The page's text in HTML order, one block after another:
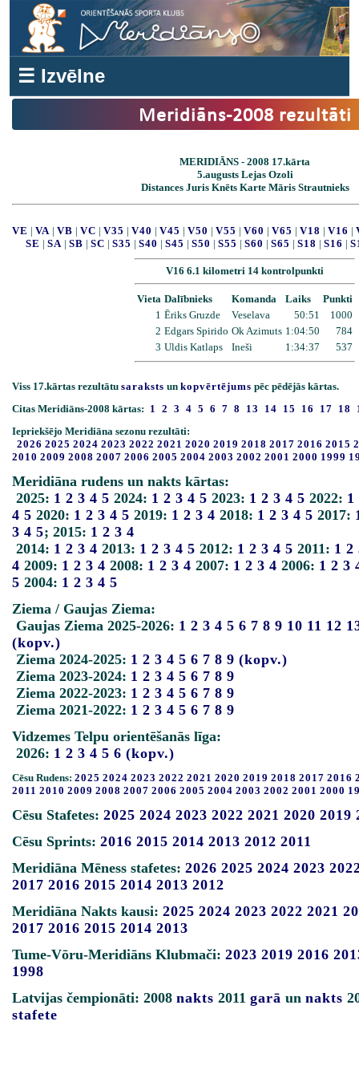
☰ Izvēlne
Meridiāns-2008 rezultāti
MERIDIĀNS - 2008 17.kārta
5.augusts Lejas Ozoli
Distances Juris Knēts Karte Māris Strautnieks
VE | VA | VB | VC | V35 | V40 | V45 | V50 | V55 | V60 | V65 | V18 | V16 |
SE | SA | SB | SC | S35 | S40 | S45 | S50 | S55 | S60 | S65 | S18 | S16 |
V16 6.1 kilometri 14 kontrolpunkti
Vieta Dalībnieks Komanda Laiks
Punkti
1 Ēriks Gruzde Veselava 50:51
1000
2 Edgars Spirido Ok Azimuts 1:04:50
784
3 Uldis Katlaps Ineši 1:34:37 537
Viss 17.kārtas rezultātu saraksts un kopvērtējums pēc pēdējās kārtas.
Citas Meridiāns-2008 kārtas: 1 2 3 4 5 6 7 8 13 14 15 16 17 18
Iepriekšējo Meridiāna sezonu rezultāti:
2026 2025 2024 2023 2022 2021 2020 2019 2018 2017 2016 2015
2010 2009 2008 2007 2006 2005 2004 2003 2002 2001 2000 1999
Meridiāna rudens un nakts kārtas:
2025: 1 2 3 4 5 2024: 1 2 3 4 5 2023: 1 2 3 4 5 2022: 1
4 5 2020: 1 2 3 4 5 2019: 1 2 3 4 2018: 1 2 3 4 5 2017:
3 4 5; 2015: 1 2 3 4
2014: 1 2 3 4 2013: 1 2 3 4 5 2012: 1 2 3 4 5 2011: 1 2
4 2009: 1 2 3 4 2008: 1 2 3 4 2007: 1 2 3 4 2006: 1 2 3
5 2004: 1 2 3 4 5
Ziema / Gaujas Ziema:
Gaujas Ziema 2025-2026: 1 2 3 4 5 6 7 8 9 10 11 12
(kopv.)
Ziema 2024-2025: 1 2 3 4 5 6 7 8 9 (kopv.)
Ziema 2023-2024: 1 2 3 4 5 6 7 8 9
Ziema 2022-2023: 1 2 3 4 5 6 7 8 9
Ziema 2021-2022: 1 2 3 4 5 6 7 8 9
Vidzemes Telpu orientēšanās līga:
2026: 1 2 3 4 5 6 (kopv.)
Cēsu Rudens: 2025 2024 2023 2022 2021 2020 2019 2018 2017 2016
2011 2010 2009 2008 2007 2006 2005 2004 2003 2002 2001 2000
Cēsu Stafetes: 2025 2024 2023 2022 2021 2020 2019
Cēsu Sprints: 2016 2015 2014 2013 2012 2011
Meridiāna Mēness stafetes: 2026 2025 2024 2023
2017 2016 2015 2014 2013 2012
Meridiāna Nakts kausi: 2025 2024 2023 2022 2021
2017 2016 2015 2014 2013
Tume-Vōru-Meridiāns Klubmači: 2023 2019 2016
1998
Latvijas čempionāti: 2008 nakts 2011 garā un nakts
stafete